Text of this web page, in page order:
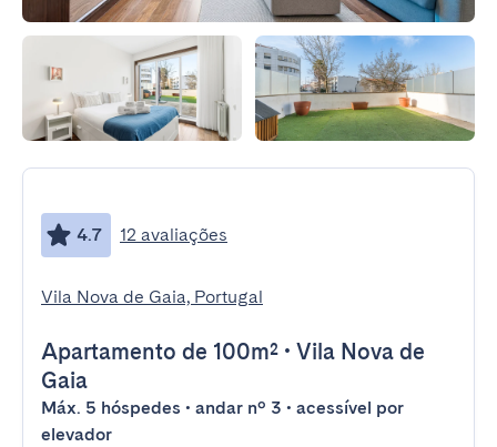
4.7 12 avaliações
Vila Nova de Gaia, Portugal
Apartamento de 100m² • Vila Nova de
Gaia
Máx. 5 hóspedes • andar nº 3 • acessível por
elevador